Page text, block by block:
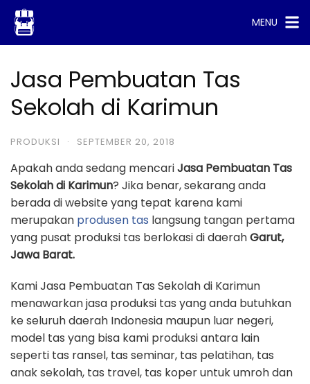
Skip
content
MENU
Jasa Pembuatan Tas
Sekolah di Karimun
PRODUKSI · SEPTEMBER 20, 2018
Apakah anda sedang mencariJasa Pembuatan Tas
Sekolah di Karimun? Jika benar, sekarang anda
berada di website yang tepat karena kami
merupakan produsen tas langsung tangan pertama
yang pusat produksi tas berlokasi di daerahGarut,
Jawa Barat.
Kami Jasa Pembuatan Tas Sekolah di Karimun
menawarkan jasa produksi tas yang anda butuhkan
ke seluruh daerah Indonesia maupun luar negeri,
model tas yang bisa kami produksi antara lain
seperti tas ransel, tas seminar, tas pelatihan, tas
anak sekolah, tas travel, tas koper untuk umroh dan